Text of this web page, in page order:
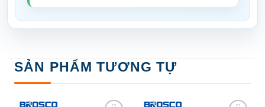
SẢN PHẨM TƯƠNG TỰ